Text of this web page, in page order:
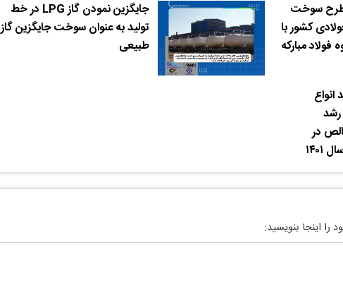
طرح سوخت
کشور با
مبارکه
جایگزین نمودن گاز LPG در خط
تولید به عنوان سوخت جایگزین گاز
طبیعی
انواع
در
را اینجا بنویسید: